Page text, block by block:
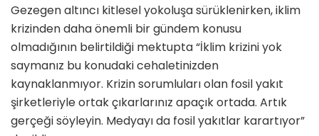
Gezegen altıncı kitlesel yokoluşa sürüklenirken, iklim
krizinden daha önemli bir gündem konusu
olmadığının belirtildiği mektupta “İklim krizini yok
saymanız bu konudaki cehaletinizden
kaynaklanmıyor. Krizin sorumluları olan fosil yakıt
şirketleriyle ortak çıkarlarınız apaçık ortada. Artık
gerçeği söyleyin. Medyayı da fosil yakıtlar karartıyor”